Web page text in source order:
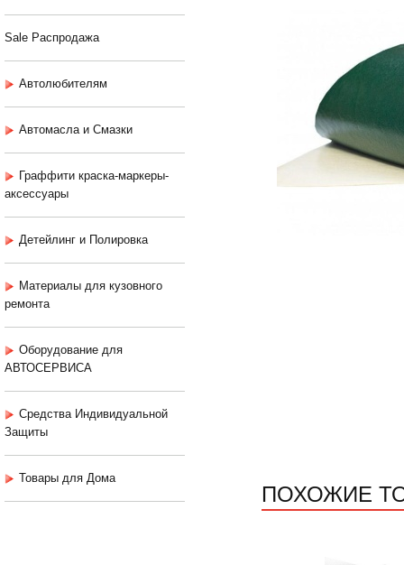
Sale Распродажа
Автолюбителям
Автомасла и Смазки
Граффити краска-маркеры-
аксессуары
Детейлинг и Полировка
Материалы для кузовного
ремонта
Оборудование для
АВТОСЕРВИСА
Средства Индивидуальной
Защиты
Товары для Дома ПОХОЖИЕ